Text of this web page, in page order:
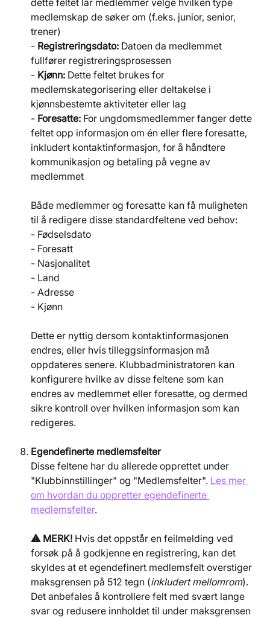
medlemskap de søker om (f.eks. junior, senior,
trener)
- Registreringsdato: Datoen da medlemmet
fullfører registreringsprosessen
- Kjønn: Dette feltet brukes for
medlemskategorisering eller deltakelse i
kjønnsbestemte aktiviteter eller lag
- Foresatte: For ungdomsmedlemmer fanger dette
feltet opp informasjon om én eller flere foresatte,
inkludert kontaktinformasjon, for å håndtere
kommunikasjon og betaling på vegne av
medlemmet
Både medlemmer og foresatte kan få muligheten
til å redigere disse standardfeltene ved behov:
- Fødselsdato
- Foresatt
- Nasjonalitet
- Land
- Adresse
- Kjønn
Dette er nyttig dersom kontaktinformasjonen
endres, eller hvis tilleggsinformasjon må
oppdateres senere. Klubbadministratoren kan
konfigurere hvilke av disse feltene som kan
endres av medlemmet eller foresatte, og dermed
sikre kontroll over hvilken informasjon som kan
redigeres.​
Egendefinerte medlemsfelter
​Disse feltene har du allerede opprettet under
"Klubbinnstillinger" og "Medlemsfelter". Les mer
om hvordan du oppretter egendefinerte
medlemsfelter.
⚠️ MERK! Hvis det oppstår en feilmelding ved
forsøk på å godkjenne en registrering, kan det
skyldes at et egendefinert medlemsfelt overstiger
maksgrensen på 512 tegn (inkludert mellomrom).
Det anbefales å kontrollere felt med svært lange
svar og redusere innholdet til under maksgrensen